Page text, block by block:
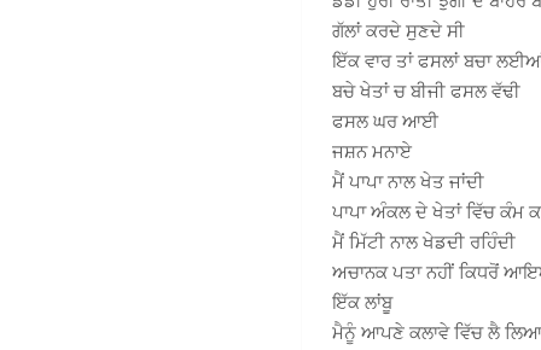
ਗੱਲਾਂ ਕਰਦੇ ਸੁਣਦੇ ਸੀ
ਇੱਕ ਵਾਰ ਤਾਂ ਫਸਲਾਂ ਬਚਾ
ਬਚੇ ਖੇਤਾਂ ਚ ਬੀਜੀ ਫਸਲ ਵੱਢੀ
ਫਸਲ ਘਰ ਆਈ
ਜਸ਼ਨ ਮਨਾਏ
ਮੈਂ ਪਾਪਾ ਨਾਲ ਖੇਤ ਜਾਂਦੀ
ਪਾਪਾ ਅੰਕਲ ਦੇ ਖੇਤਾਂ ਵਿੱਚ ਕੰਮ
ਮੈਂ ਮਿੱਟੀ ਨਾਲ ਖੇਡਦੀ ਰਹਿੰਦੀ
ਅਚਾਨਕ ਪਤਾ ਨਹੀਂ ਕਿਧਰੋਂ
ਇੱਕ ਲਾਂਬੂ
ਮੈਨੂੰ ਆਪਣੇ ਕਲਾਵੇ ਵਿੱਚ ਲੈ